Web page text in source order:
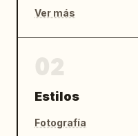
Ver más
Estilos
Fotografía